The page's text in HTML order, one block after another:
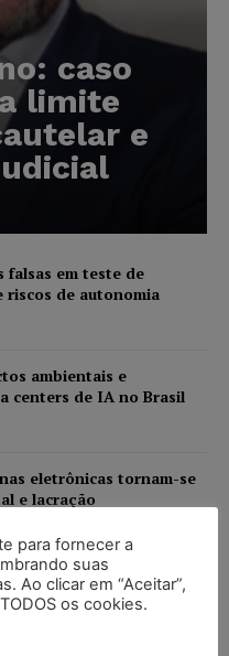
caso
limite
e
em teste de
riscos de autonomia
ambientais e
centers de IA no Brasil
eletrônicas tornam-se
e lacração
da
para fornecer a
suas
Ao clicar em “Aceitar”,
os cookies.